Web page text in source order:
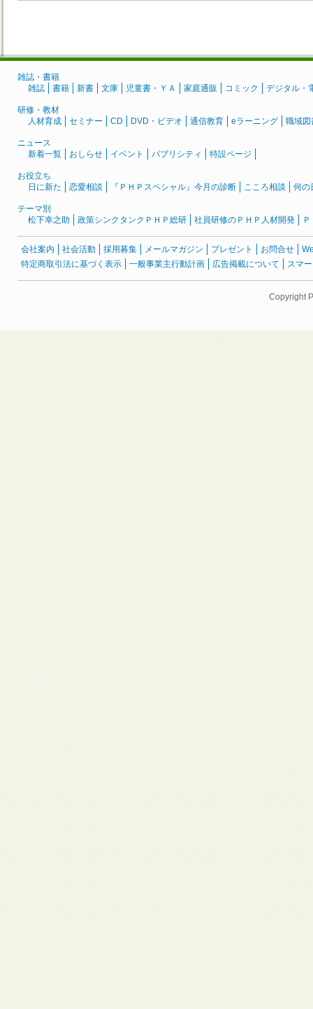
雑誌・書籍
雑誌
書籍 新書 文庫 児童書・ＹＡ 家庭通販 コミック デジタル・
研修・教材
人材育成
セミナー CD DVD・ビデオ 通信教育 eラーニング 職域図
ニュース
新着一覧
おしらせ イベント パブリシティ 特設ページ
お役立ち
日に新た
恋愛相談 『ＰＨＰスペシャル』今月の診断 こころ相談 何の
テーマ別
松下幸之助
政策シンクタンクＰＨＰ総研 社員研修のＰＨＰ人材開発
会社案内 社会活動 採用募集 メールマガジン プレゼント お問合せ
特定商取引法に基づく表示
一般事業主行動計画 広告掲載について スマ
Copyright